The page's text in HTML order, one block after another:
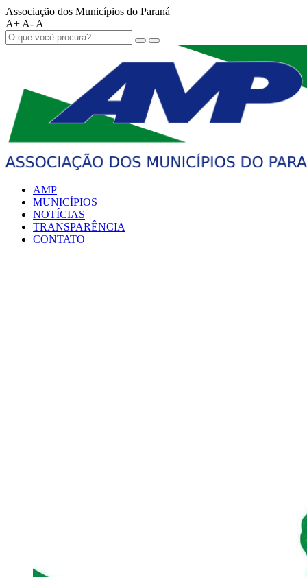
Associação dos Municípios do Paraná
A+ A- A
AMP
MUNICÍPIOS
NOTÍCIAS
TRANSPARÊNCIA
CONTATO